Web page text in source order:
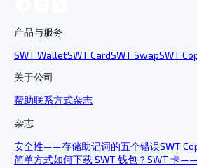
产品与服务
SWT WalletSWT CardSWT SwapSWT
关于公司
帮助联系方式杂志
杂志
安全性——存储助记词的五个错误SWT
简单方式如何下载 SWT 钱包？SWT 卡